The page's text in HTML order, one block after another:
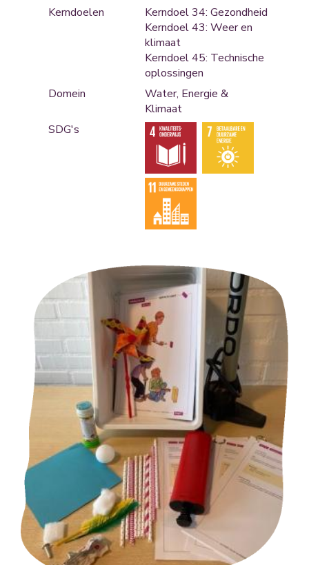
Kerndoelen
Kerndoel 34: Gezondheid
Kerndoel 43: Weer en
klimaat
Kerndoel 45: Technische
oplossingen
Domein
Water, Energie &
Klimaat
SDG's